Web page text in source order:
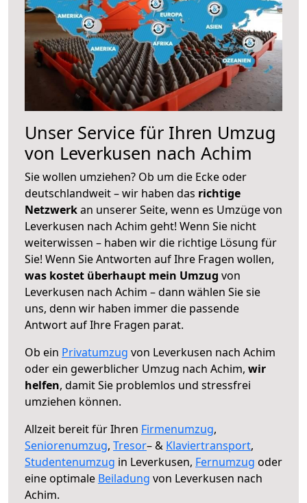
Unser Service für Ihren Umzug
von Leverkusen nach Achim
Sie wollen umziehen? Ob um die Ecke oder
deutschlandweit – wir haben das richtige
Netzwerkan unserer Seite, wenn es Umzüge von
Leverkusen nach Achim geht! Wenn Sie nicht
weiterwissen – haben wir die richtige Lösung für
Sie! Wenn Sie Antworten auf Ihre Fragen wollen,
was kostet überhaupt mein Umzug von
Leverkusen nach Achim – dann wählen Sie sie
uns, denn wir haben immer die passende
Antwort auf Ihre Fragen parat.
Ob ein Privatumzug von Leverkusen nach Achim
oder ein gewerblicher Umzug nach Achim, wir
helfen, damit Sie problemlos und stressfrei
umziehen können.
Allzeit bereit für Ihren Firmenumzug,
Seniorenumzug, Tresor– & Klaviertransport,
Studentenumzug in Leverkusen, Fernumzug oder
eine optimale Beiladung von Leverkusen nach
Achim.